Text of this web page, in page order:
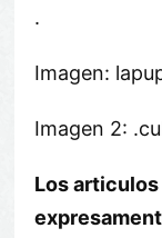
.
Imagen:
Imagen 2:
Los articulos